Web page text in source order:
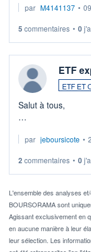
par M4141137 •
5 commentaires • 0
ETF
ETF ET
Salut à tous,
via un ETF plutôt
Idéalement, je
Pour l' ...
par jeboursicote •
2 commentaires • 0
L'ensemble des analyses
BOURSORAMA sont
Agissant exclusivement en
en aucune manière à leur
leur sélection. Les